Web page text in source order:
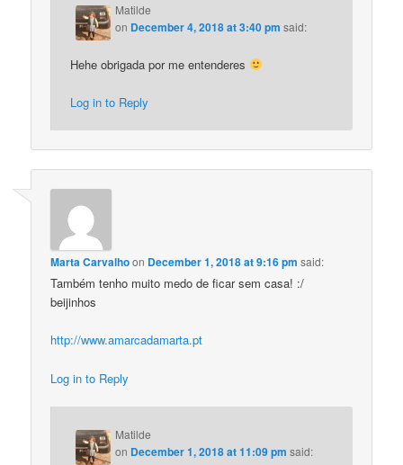
Matilde
on December 4, 2018 at 3:40 pm said:
Hehe obrigada por me entenderes
Log in to Reply
Marta Carvalhoon December 1, 2018 at 9:16 pm said:
Também tenho muito medo de ficar sem casa! :/
beijinhos
http://www.amarcadamarta.pt
Log in to Reply
Matilde
on December 1, 2018 at 11:09 pm said: